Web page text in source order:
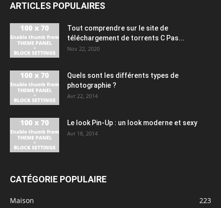
ARTICLES POPULAIRES
Tout comprendre sur le site de
téléchargement de torrents C Pas...
Nov 22, 2020
Quels sont les différents types de
photographie ?
Avr 22, 2014
Le look Pin-Up : un look moderne et sexy
Avr 18, 2014
CATÉGORIE POPULAIRE
Maison
223